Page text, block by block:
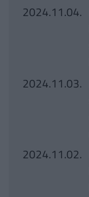
2024.11.04.
2024.11.03.
2024.11.02.